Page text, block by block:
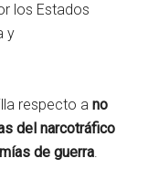
los Estados
y
respecto ano
del narcotráfico
de guerra.